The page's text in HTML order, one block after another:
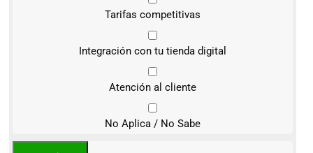
Tarifas competitivas
Integración con tu tienda digital
Atención al cliente
No Aplica / No Sabe